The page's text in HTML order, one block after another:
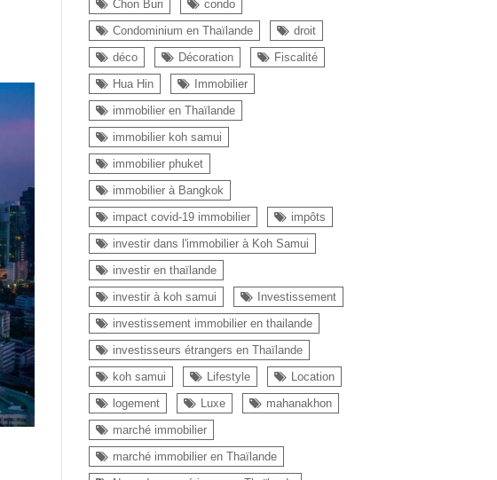
Chon Buri
condo
Condominium en Thaïlande
droit
déco
Décoration
Fiscalité
Hua Hin
Immobilier
immobilier en Thaïlande
immobilier koh samui
immobilier phuket
immobilier à Bangkok
impact covid-19 immobilier
impôts
investir dans l'immobilier à Koh Samui
investir en thaïlande
investir à koh samui
Investissement
investissement immobilier en thailande
investisseurs étrangers en Thaïlande
koh samui
Lifestyle
Location
logement
Luxe
mahanakhon
marché immobilier
marché immobilier en Thaïlande